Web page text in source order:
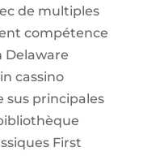
de multiples
compétence
Delaware
cassino
sus principales
First